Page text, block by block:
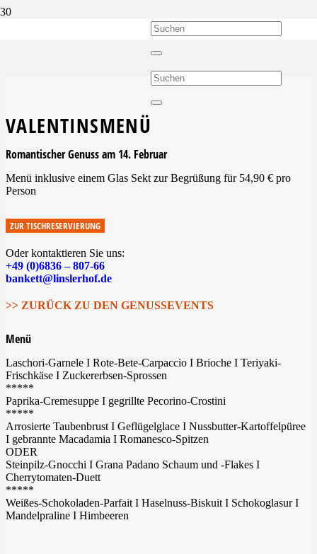
VALENTINSMENÜ
Romantischer Genuss am 14. Februar
Menü inklusive einem Glas Sekt zur Begrüßung für 54,90 € pro
Person
ZUR TISCHRESERVIERUNG
Oder kontaktieren Sie uns:
+49 (0)6836 – 807-66
bankett@linslerhof.de
>> ZURÜCK ZU DEN GENUSSEVENTS
Menü
Laschori-Garnele I Rote-Bete-Carpaccio I Brioche I Teriyaki-
Frischkäse I Zuckererbsen-Sprossen
*****
Paprika-Cremesuppe I gegrillte Pecorino-Crostini
*****
Arrosierte Taubenbrust I Geflügelglace I Nussbutter-Kartoffelpüree
I gebrannte Macadamia I Romanesco-Spitzen
ODER
Steinpilz-Gnocchi I Grana Padano Schaum und -Flakes I
Cherrytomaten-Duett
*****
Weißes-Schokoladen-Parfait I Haselnuss-Biskuit I Schokoglasur I
Mandelpraline I Himbeeren